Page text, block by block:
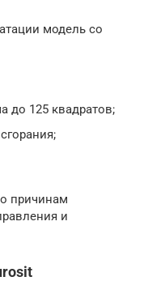
модель со
до 125 квадратов;
причинам
и